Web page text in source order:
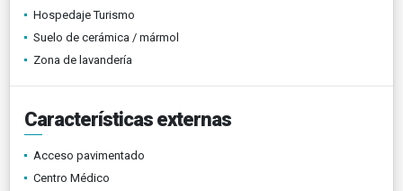
Hospedaje Turismo
Suelo de cerámica / mármol
Zona de lavandería
Características externas
Acceso pavimentado
Centro Médico